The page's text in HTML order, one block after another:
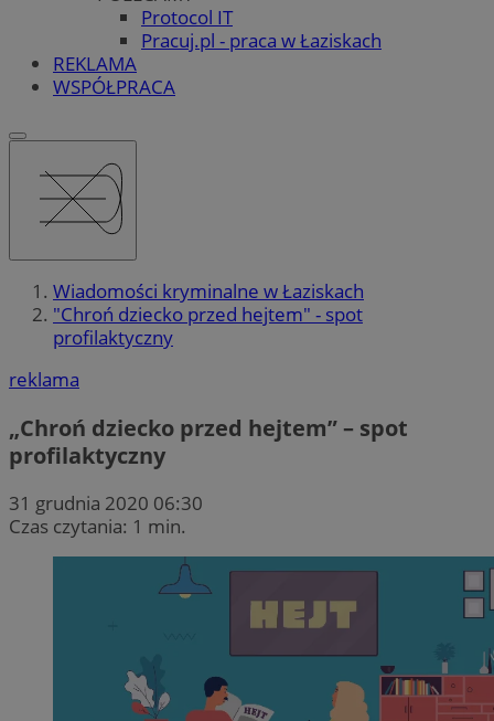
Protocol IT
Pracuj.pl - praca w Łaziskach
REKLAMA
WSPÓŁPRACA
Wiadomości kryminalne w Łaziskach
"Chroń dziecko przed hejtem" - spot
profilaktyczny
reklama
„Chroń dziecko przed hejtem” – spot
profilaktyczny
31 grudnia 2020 06:30
Czas czytania: 1 min.